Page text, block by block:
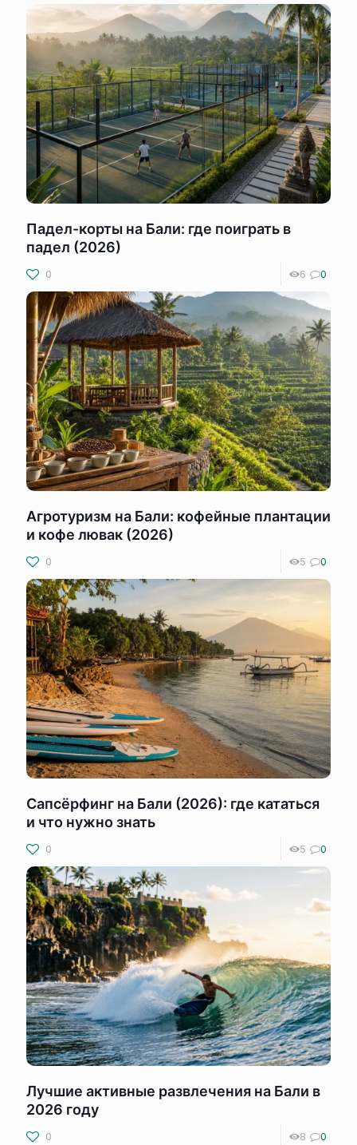
Падел-корты на Бали: где поиграть в
падел (2026)
0 6 0
Агротуризм на Бали: кофейные плантации
и кофе лювак (2026)
0 5 0
Сапсёрфинг на Бали (2026): где кататься
и что нужно знать
0 5 0
Лучшие активные развлечения на Бали в
2026 году
0 8 0